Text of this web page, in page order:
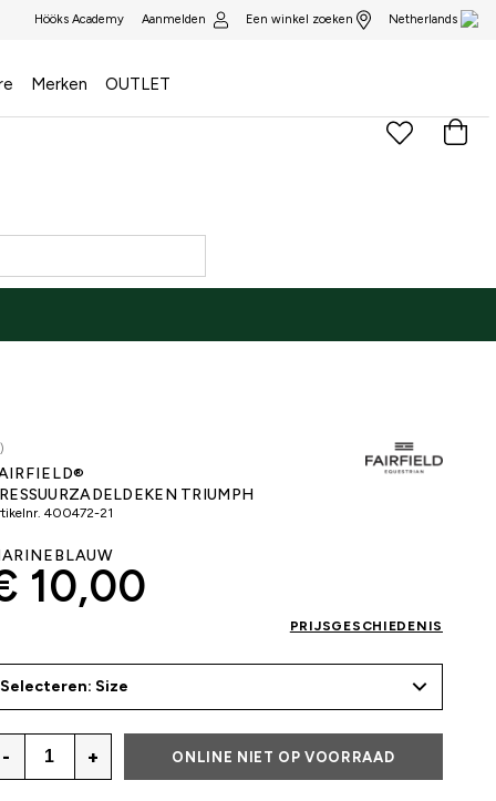
Hööks Academy Aanmelden Een winkel zoeken Netherlands
Merken OUTLET
TRIUMPH
400472-21
10,00
PRIJSGESCHIEDENIS
Selecteren: Size
- + ONLINE NIET OP VOORRAAD